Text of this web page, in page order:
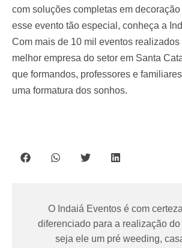
com soluções completas em decoração
esse evento tão especial, conheça a
Com mais de 10 mil eventos
melhor empresa do setor em Santa
que formandos, professores e
uma formatura dos sonhos.
O Indaiá Eventos é com
diferenciado para a realização do
seja ele um pré weeding,